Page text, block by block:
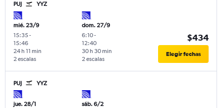
PUJ YYZ
mié. 23/9
15:35-
15:46
2 escalas
24 h 11 min
dom. 27/9
6:10-
12:40
2 escalas
30 h 30 min
$434
Elegir fechas
PUJ YYZ
jue. 28/1
sáb. 6/2